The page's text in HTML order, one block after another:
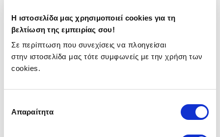
Η ιστοσελίδα μας χρησιμοποιεί cookies για τη
βελτίωση της εμπειρίας σου!
Σε περίπτωση που συνεχίσεις να πλοηγείσαι
στην ιστοσελίδα μας τότε συμφωνείς με την χρήση των
cookies.
συγκατάθεσης
Απαραίτητα
Ασφάλεια Οχήματος
Ασφάλεια Μηχανής
Ασφάλεια Ταξί
Ασφάλεια Σκάφους